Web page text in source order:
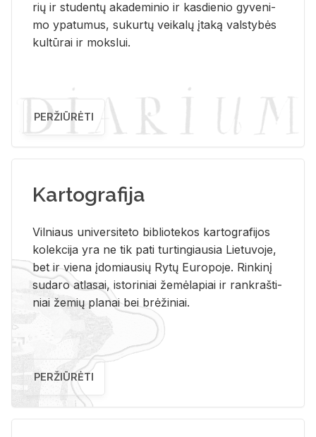
rių ir stu­den­tų aka­de­mi­nio ir kas­die­nio gy­ve­ni­
mo ypa­tu­mus, su­kur­tų vei­ka­lų įta­ką vals­ty­bės
kul­tū­rai ir moks­lui.
PERŽIŪRĖTI
Kartografija
Vil­niaus uni­ver­si­te­to bi­b­lio­te­kos kar­to­gra­fi­jos
ko­lek­ci­ja yra ne tik pati tur­tin­giau­sia Lie­tu­vo­je,
bet ir vie­na įdo­miau­sių Rytų Eu­ro­po­je. Rin­ki­nį
su­da­ro at­la­sai, is­to­ri­niai že­mė­la­piai ir rank­raš­ti­
niai že­mių pla­nai bei brė­ži­niai.
PERŽIŪRĖTI